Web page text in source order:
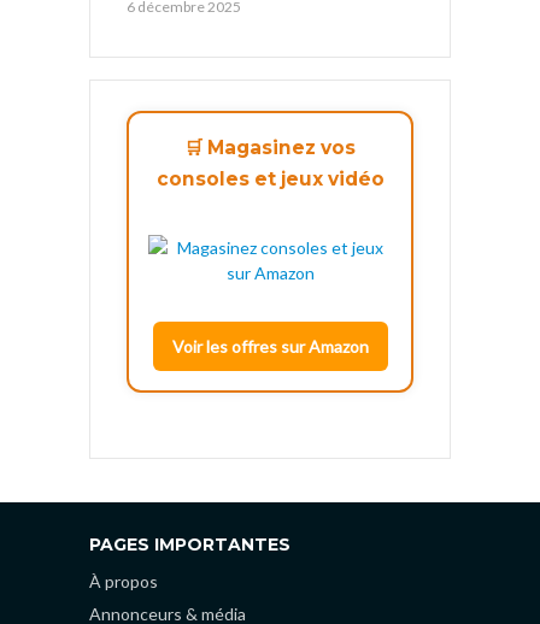
6 décembre 2025
🛒 Magasinez vos
consoles et jeux vidéo
Voir les offres sur Amazon
PAGES IMPORTANTES
À propos
Annonceurs & média